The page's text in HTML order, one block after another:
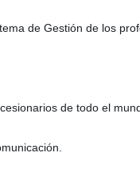
de Gestión de los
de todo el